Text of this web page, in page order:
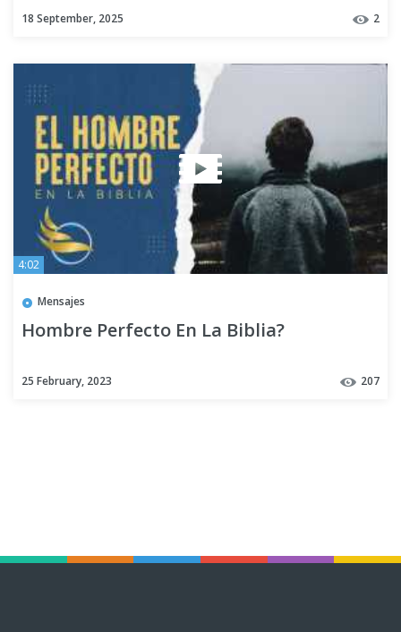
18 September, 2025 2
4:02
Mensajes
Hombre Perfecto En La Biblia?
25 February, 2023 207